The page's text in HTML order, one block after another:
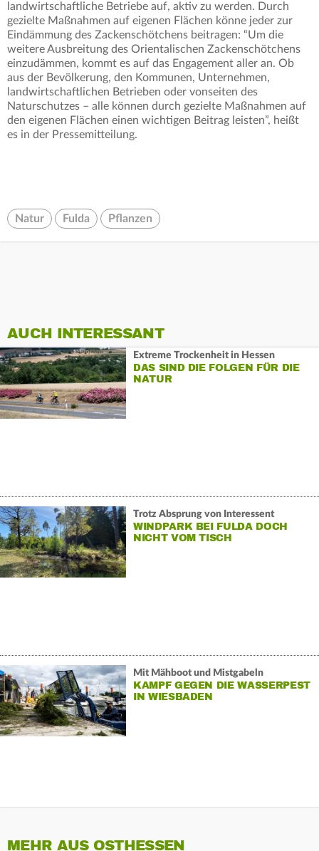
landwirtschaftliche Betriebe auf, aktiv zu werden. Durch
gezielte Maßnahmen auf eigenen Flächen könne jeder zur
Eindämmung des Zackenschötchens beitragen: “Um die
weitere Ausbreitung des Orientalischen Zackenschötchens
einzudämmen, kommt es auf das Engagement aller an. Ob
aus der Bevölkerung, den Kommunen, Unternehmen,
landwirtschaftlichen Betrieben oder vonseiten des
Naturschutzes – alle können durch gezielte Maßnahmen auf
den eigenen Flächen einen wichtigen Beitrag leisten”, heißt
es in der Pressemitteilung.
Natur Fulda Pflanzen
AUCH INTERESSANT
Extreme Trockenheit in Hessen
DAS SIND DIE FOLGEN FÜR DIE
NATUR
Trotz Absprung von Interessent
WINDPARK BEI FULDA DOCH
NICHT VOM TISCH
Mit Mähboot und Mistgabeln
KAMPF GEGEN DIE WASSERPEST
IN WIESBADEN
MEHR AUS OSTHESSEN